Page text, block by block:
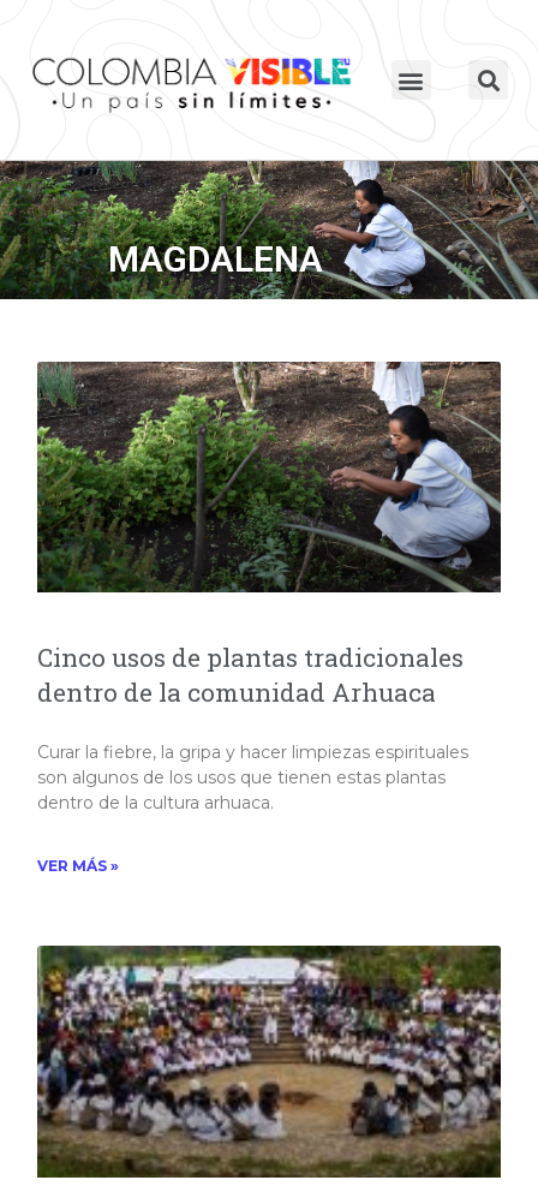
MAGDALENA
Cinco usos de plantas tradicionales
dentro de la comunidad Arhuaca
Curar la fiebre, la gripa y hacer limpiezas espirituales
son algunos de los usos que tienen estas plantas
dentro de la cultura arhuaca.
VER MÁS »